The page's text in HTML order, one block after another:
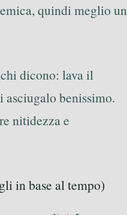
quindi meglio un
dicono: lava il
asciugalo benissimo.
nitidezza e
in base al tempo)